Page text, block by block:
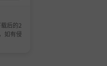
后的2
如有侵